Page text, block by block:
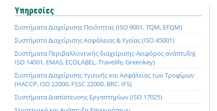
Υπηρεσίες
Συστήματα Διαχείρισης Ποιότητας (ISO 9001, TQM, EFQM)
Συστήματα Διαχείρισης Ασφάλειας & Υγείας (ISO 45001)
Συστήματα Περιβαλλοντικής διαχείρισης-Αειφόρος ανάπτυξη(
ISO 14001, EMAS, ECOLABEL, Travelife, Greenkey)
Συστήματα Διαχείρισης Υγιεινής και Ασφάλειας των Τροφίμων
(HACCP, ISO 22000, FSSC 22000, BRC, IFS)
Συστήματα Διαπίστευσης Εργαστηρίων (ISO 17025)